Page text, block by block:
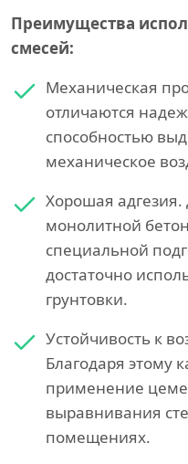
Преимущества
смесей:
Механическая
отличаются
способностью
механическое
Хорошая
монолитной
специальной
достаточно
грунтовки.
Устойчивость к
Благодаря этому
применение
выравнивания
помещениях.